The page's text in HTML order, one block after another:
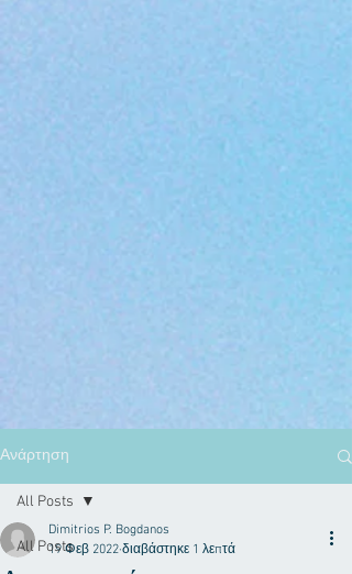
Ανάρτηση
All Posts
All Posts
Dimitrios P. Bogdanos
19 Φεβ 2022 διαβάστηκε 1 λεπτά